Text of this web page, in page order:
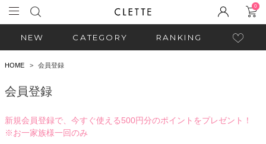
0
NEW CATEGORY RANKING
HOME 会員登録
会員登録
新規会員登録で、今すぐ使える500円分のポイントをプレゼント！
※お一家族様一回のみ